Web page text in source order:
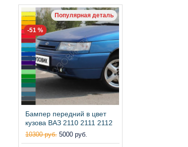
Популярная деталь
-51 %
Бампер передний в цвет
кузова ВАЗ 2110 2111 2112
10300 руб. 5000 руб.